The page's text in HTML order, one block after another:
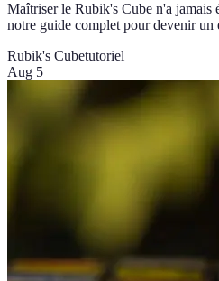
Maîtriser le Rubik's Cube n'a jamais
notre guide complet pour devenir un
Rubik's Cubetutoriel
Aug 5